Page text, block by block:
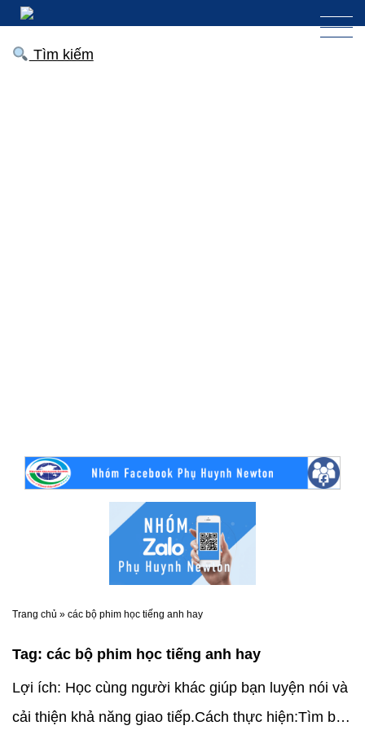
Tìm kiếm
Trang chủ » các bộ phim học tiếng anh hay
Tag: các bộ phim học tiếng anh hay
Lợi ích: Học cùng người khác giúp bạn luyện nói và
cải thiện khả năng giao tiếp.Cách thực hiện:Tìm bạn